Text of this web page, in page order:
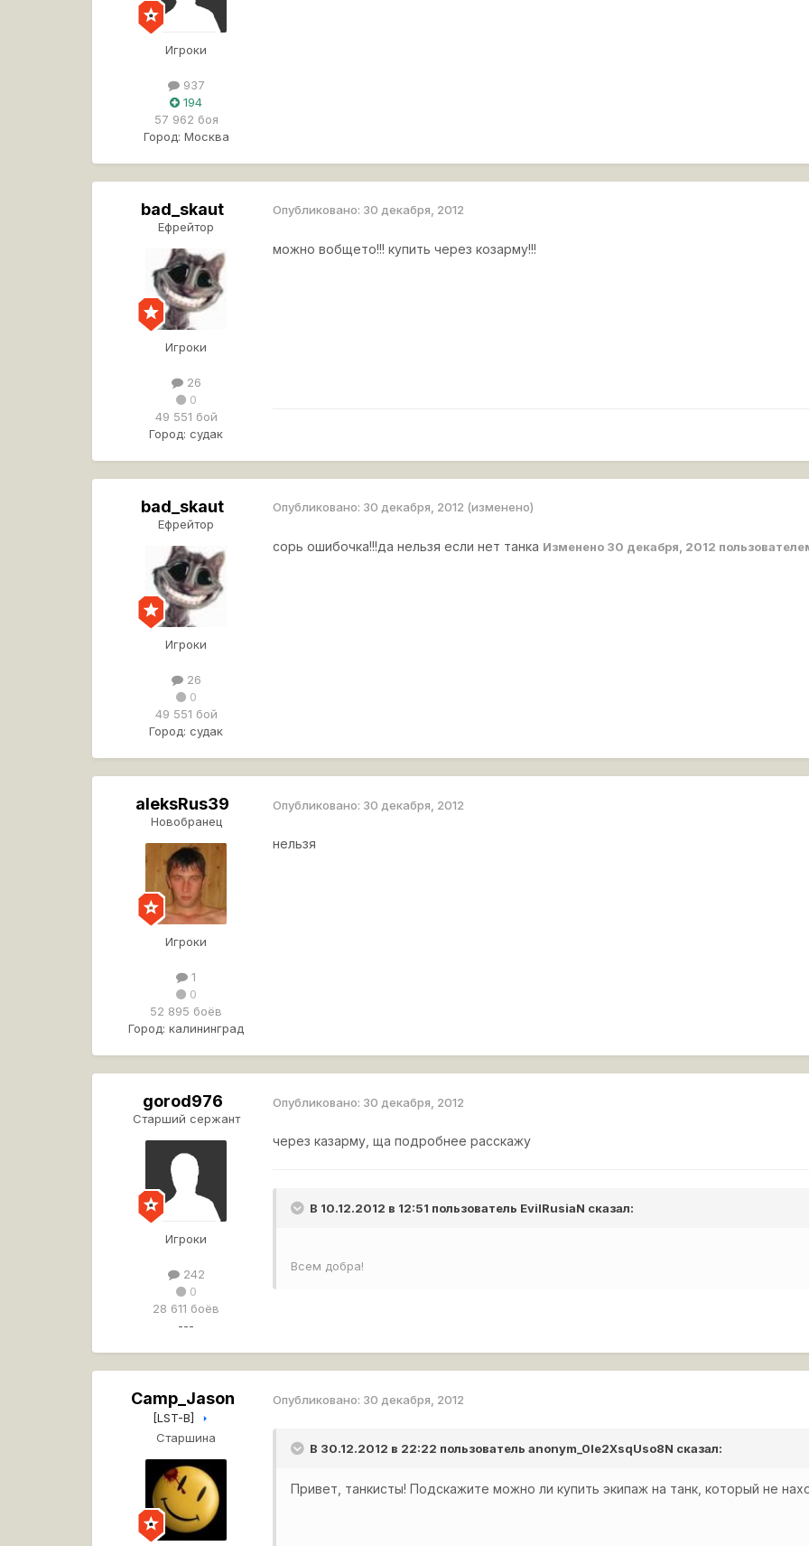
Игроки
937
194
57 962 боя
Город: Москва
bad_skaut
Ефрейтор
Игроки
26
0
49 551 бой
Город: судак
Опубликовано: 30 декабря, 2012
можно вобщето!!! купить через козарму!!!
bad_skaut
Ефрейтор
Игроки
26
0
49 551 бой
Город: судак
Опубликовано: 30 декабря, 2012 (изменено)
сорь ошибочка!!!да нельзя если нет танка Изменено 30 декабря, 2012
aleksRus39
Новобранец
Игроки
1
0
52 895 боёв
Город: калининград
Опубликовано: 30 декабря, 2012
нельзя
gorod976
Старший сержант
Игроки
242
0
28 611 боёв
---
Опубликовано: 30 декабря, 2012
через казарму, ща подробнее расскажу
В 10.12.2012 в 12:51 пользователь EvilRusiaN сказал:
Всем добра!
Camp_Jason
[LST-B]
Старшина
Опубликовано: 30 декабря, 2012
В 30.12.2012 в 22:22 пользовательanonym_0Ie2XsqUso8N сказал:
Привет, танкисты! Подскажите можно ли купить экипаж на танк, который не